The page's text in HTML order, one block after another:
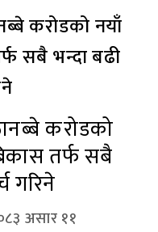
करोडको
तर्फ सबै
गरिने
असार ११